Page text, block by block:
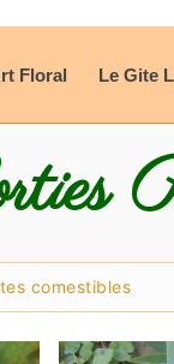
Floral Le Gite
comestibles